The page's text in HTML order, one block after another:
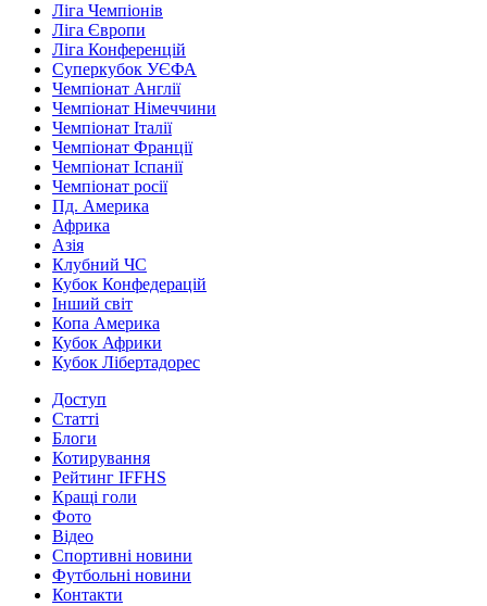
Ліга Чемпіонів
Ліга Європи
Ліга Конференцій
Суперкубок УЄФА
Чемпіонат Англії
Чемпіонат Німеччини
Чемпіонат Італії
Чемпіонат Франції
Чемпіонат Іспанії
Чемпіонат росії
Пд. Америка
Африка
Азія
Клубний ЧС
Кубок Конфедерацій
Інший світ
Копа Америка
Кубок Африки
Кубок Лібертадорес
Доступ
Статті
Блоги
Котирування
Рейтинг IFFHS
Кращі голи
Фото
Відео
Спортивні новини
Футбольні новини
Контакти